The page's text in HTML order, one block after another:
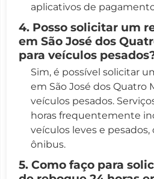
aplicativos de
4. Posso solicitar um
em São José dos
para veículos
Sim, é possível solicitar
em São José dos Quatro
veículos pesados.
horas frequentemente
veículos leves e
ônibus.
5. Como faço para